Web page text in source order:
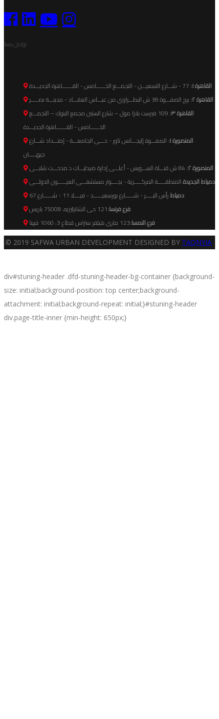
تواصل معنا
القاهرة ١:
القاهرة ٢:
برج الصفـــوة 38 ش البطـــراوي من عبـــاس العقـــاد - مدينـــة نصـــــر
القاهرة ٣:
109 فيرست بلازا مول – شارع الستين مجمع البنوك – التجمـــع
الخــــــامس - القـــــــاهرة الجديـــدة
المنصورة ١: الصفـــوة إليجـــانس تاور - حـــى الجامعـــة - إمتـــداد شـــارع
جيهـــــان
المنصورة ٢:
دمياط الجديدةالمنطقـــــة المركـــــزية - بجــــوار مستشفـــى العيــــــون الدولـــى
دمياطرأس البـــــر - شــــــارع بورسعيــــــد - فيــــلا 11 - شــــــارع 67
فرع فرنسا:121 حى الشانزليزيه، 75008 باريس
فرع النمسا:123 مارى هيلفر ستراس قطاع 3، 1060 فيينا
.© 2019 SAFWA URBAN DEVELOPMENT DESIGNED BY TAQNYIA
div#stuning-header .dfd-stuning-header-bg-container {background-
size: initial;background-position: top center;background-
attachment: initial;background-repeat: initial;}#stuning-header
div.page-title-inner {min-height: 650px;}